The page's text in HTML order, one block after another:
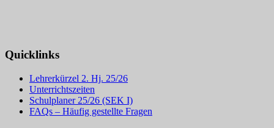
Quicklinks
Lehrerkürzel 2. Hj. 25/26
Unterrichtszeiten
Schulplaner 25/26 (SEK I)
FAQs – Häufig gestellte Fragen